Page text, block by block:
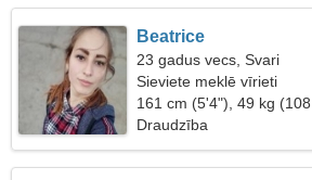
Beatrice
23 gadus vecs, Svari
Sieviete meklē vīrieti
161 cm (5'4"), 49 kg
Draudzība